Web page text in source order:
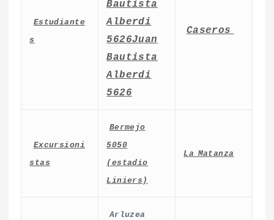
Estudiante
s
Bautista
Alberdi
5626Juan
Bautista
Alberdi
5626
Caseros
Excursioni
stas
Bermejo
5050
(estadio
Liniers)
La Matanza
Arluzea